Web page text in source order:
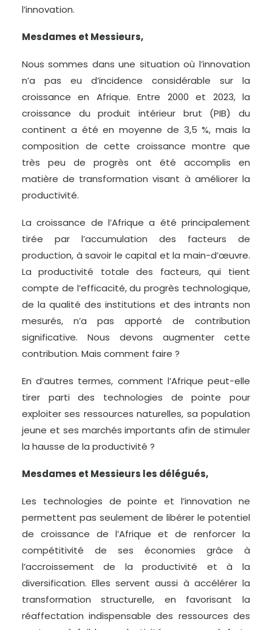
l’innovation.
Mesdames et Messieurs,
Nous sommes dans une situation où l’innovation
n’a pas eu d’incidence considérable sur la
croissance en Afrique. Entre 2000 et 2023, la
croissance du produit intérieur brut (PIB) du
continent a été en moyenne de 3,5 %, mais la
composition de cette croissance montre que
très peu de progrès ont été accomplis en
matière de transformation visant à améliorer la
productivité.
La croissance de l’Afrique a été principalement
tirée par l’accumulation des facteurs de
production, à savoir le capital et la main-d’œuvre.
La productivité totale des facteurs, qui tient
compte de l’efficacité, du progrès technologique,
de la qualité des institutions et des intrants non
mesurés, n’a pas apporté de contribution
significative. Nous devons augmenter cette
contribution. Mais comment faire ?
En d’autres termes, comment l’Afrique peut-elle
tirer parti des technologies de pointe pour
exploiter ses ressources naturelles, sa population
jeune et ses marchés importants afin de stimuler
la hausse de la productivité ?
Mesdames et Messieurs les délégués,
Les technologies de pointe et l’innovation ne
permettent pas seulement de libérer le potentiel
de croissance de l’Afrique et de renforcer la
compétitivité de ses économies grâce à
l’accroissement de la productivité et à la
diversification. Elles servent aussi à accélérer la
transformation structurelle, en favorisant la
réaffectation indispensable des ressources des